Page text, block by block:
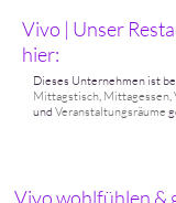
Vivo | Unser
hier:
Dieses Unternehmen ist
Mittagstisch, Mittagessen,
und Veranstaltungsräume
Vivo wohlfühlen &